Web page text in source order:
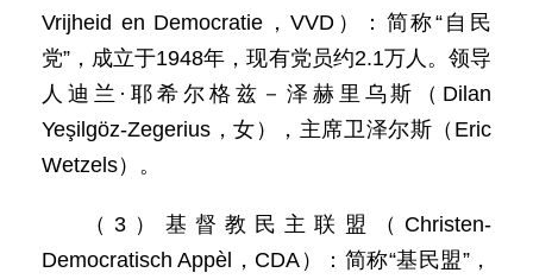
Vrijheid en Democratie，VVD）：简称“自民
党”，成立于1948年，现有党员约2.1万人。领导
人迪兰·耶希尔格兹－泽赫里乌斯（Dilan
Yeşilgöz-Zegerius，女），主席卫泽尔斯（Eric
Wetzels）。
（3）基督教民主联盟（Christen-
Democratisch Appèl，CDA）：简称“基民盟”，